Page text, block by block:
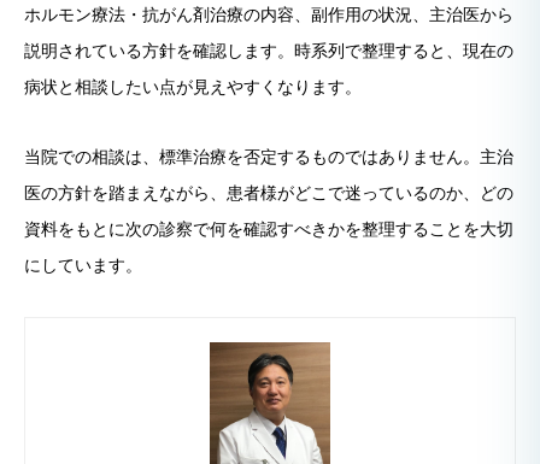
ホルモン療法・抗がん剤治療の内容、副作用の状況、主治医から
説明されている方針を確認します。時系列で整理すると、現在の
病状と相談したい点が見えやすくなります。
当院での相談は、標準治療を否定するものではありません。主治
医の方針を踏まえながら、患者様がどこで迷っているのか、どの
資料をもとに次の診察で何を確認すべきかを整理することを大切
にしています。